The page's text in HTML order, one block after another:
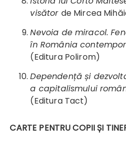
visător de Mircea
Nevoia de miracol.
în România
(Editura Polirom)
Dependență și
a capitalismului
(Editura Tact)
CARTE PENTRU COPII ȘI